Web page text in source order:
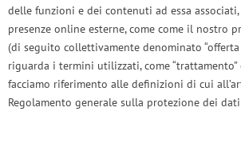
delle funzioni e dei contenuti ad essa
presenze online esterne, come come il nostro
(di seguito collettivamente denominato “offerta
riguarda i termini utilizzati, come “trattamento”
facciamo riferimento alle definizioni di cui
Regolamento generale sulla protezione dei dati